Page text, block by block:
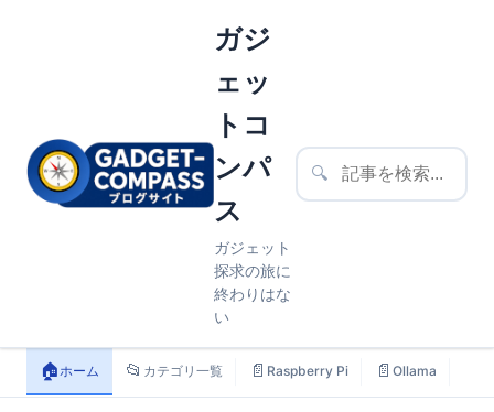
ガジ
ェッ
トコ
ンパ
ス
ガジェット
探求の旅に
終わりはな
い
🔍
🏠ホーム 📂 カテゴリ一覧 📄 Raspberry Pi 📄 Ollama